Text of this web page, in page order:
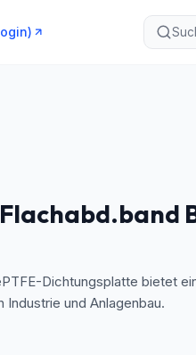
Dichtungsplatte bietet
und Anlagenbau.